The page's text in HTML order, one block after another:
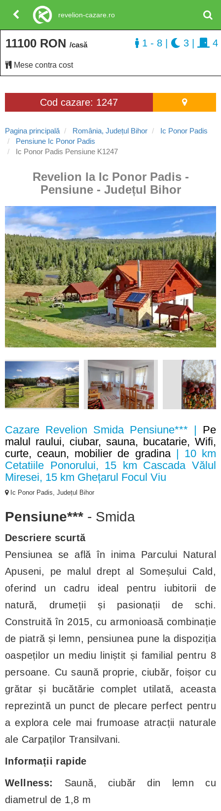
Cod cazare: 1247
Pagina principală România, Județul Bihor
Ic Ponor Padis
Pensiune Ic Ponor Padis
Ic Ponor Padis Pensiune K1247
Revelion la Ic Ponor Padis -
Pensiune - Județul Bihor
Cazare Revelion Smida Pensiune*** | Pe
malul raului, ciubar, sauna, bucatarie, Wifi,
curte, ceaun, mobilier de gradina| 10 km
Cetatiile Ponorului, 15 km Cascada Vălul
Miresei, 15 km Ghețarul Focul Viu
Ic Ponor Padis, Județul Bihor
Pensiune*** - Smida
Descriere scurtă
Pensiunea se află în inima Parcului Natural
Apuseni, pe malul drept al Someșului Cald,
oferind un cadru ideal pentru iubitorii de
natură, drumeții și pasionații de schi.
Construită în 2015, cu armonioasă combinație
de piatră și lemn, pensiunea pune la dispoziția
oaspeților un mediu liniștit și familial pentru 8
persoane. Cu saună proprie, ciubăr, foișor cu
grătar și bucătărie complet utilată, aceasta
reprezintă un punct de plecare perfect pentru
a explora cele mai frumoase atracții naturale
ale Carpaților Transilvani.
Informații rapide
Wellness:
Saună, ciubăr din lemn cu
diametrul de 1,8 m
11100 RON /casă
Mese contra cost
1 - 8 3 4
revelion-cazare.ro